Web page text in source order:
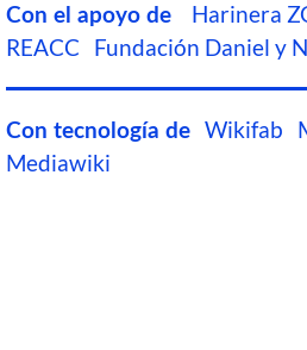
Con el apoyo de Harinera
REACC
Fundación Daniel y
Con tecnología de Wikifab
Mediawiki